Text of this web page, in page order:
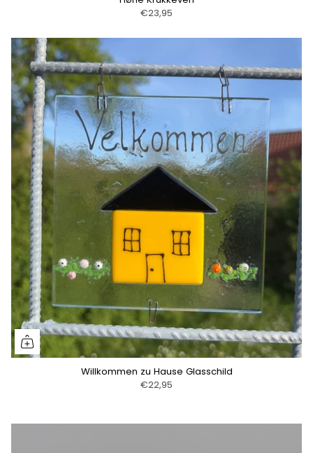
€23,95
Willkommen zu Hause Glasschild
€22,95